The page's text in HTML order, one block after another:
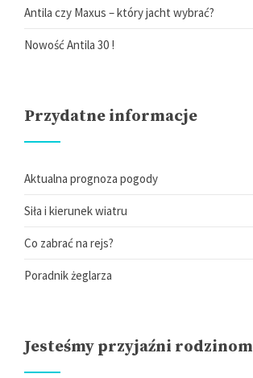
Antila czy Maxus – który jacht wybrać?
Nowość Antila 30 !
Przydatne informacje
Aktualna prognoza pogody
Siła i kierunek wiatru
Co zabrać na rejs?
Poradnik żeglarza
Jesteśmy przyjaźni rodzinom